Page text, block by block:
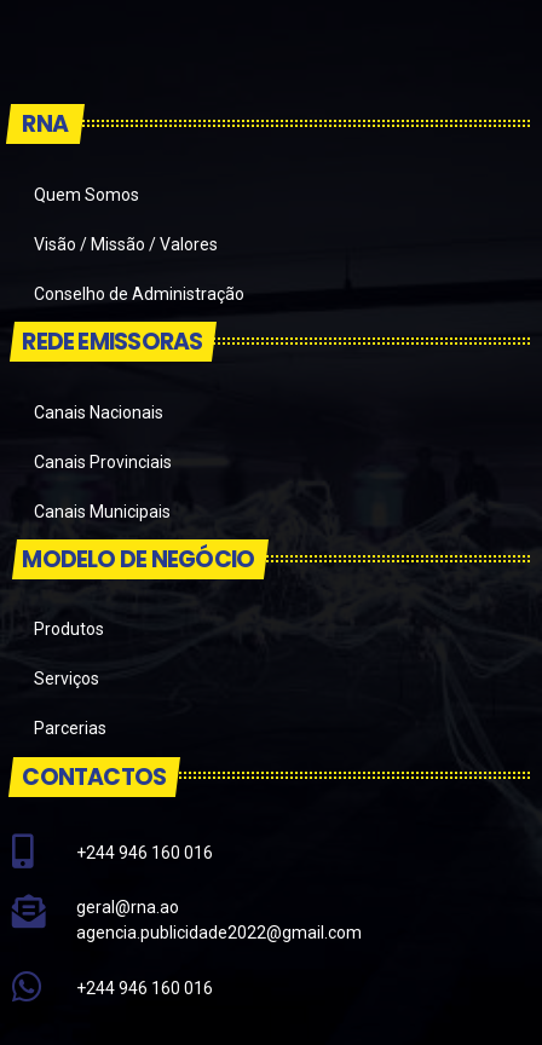
RNA
Quem Somos
Visão / Missão / Valores
Conselho de Administração
REDE EMISSORAS
Canais Nacionais
Canais Provinciais
Canais Municipais
MODELO DE NEGÓCIO
Produtos
Serviços
Parcerias
CONTACTOS
+244 946 160 016
geral@rna.ao
agencia.publicidade2022@gmail.com
+244 946 160 016